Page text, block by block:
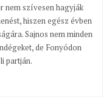
nem szívesen hagyják
hiszen egész évben
Sajnos nem minden
de Fonyódon
partján.